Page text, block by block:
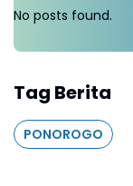
No posts found.
Tag Berita
PONOROGO